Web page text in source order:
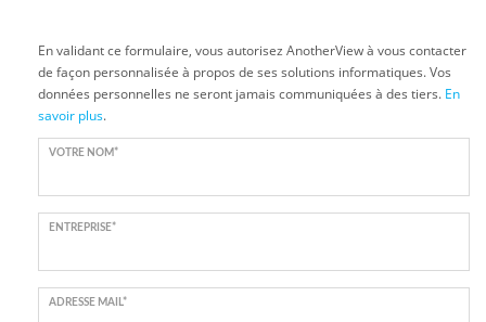
En validant ce formulaire, vous autorisez AnotherView à vous contacter
de façon personnalisée à propos de ses solutions informatiques. Vos
données personnelles ne seront jamais communiquées à des tiers. En
savoir plus.
VOTRE NOM*
ENTREPRISE*
ADRESSE MAIL*